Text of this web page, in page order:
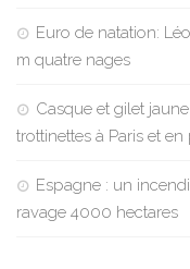
Euro de natation:
m quatre nages
Casque et gilet
trottinettes à Paris et
Espagne : un
ravage 4000 hectares